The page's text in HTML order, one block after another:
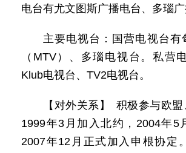
电台有尤文图斯广播电台、多瑙广
主要电视台：国营电视台有
（MTV）、多瑙电视台。私营
Klub电视台、TV2电视台。
【对外关系】 积极参与欧盟
1999年3月加入北约，2004年5
2007年12月正式加入申根协定